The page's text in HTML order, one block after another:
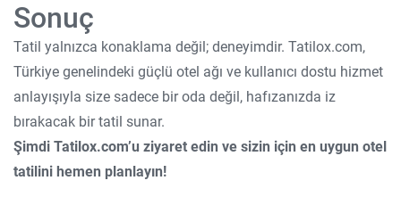
Sonuç
Tatil yalnızca konaklama değil; deneyimdir. Tatilox.com,
Türkiye genelindeki güçlü otel ağı ve kullanıcı dostu hizmet
anlayışıyla size sadece bir oda değil, hafızanızda iz
bırakacak bir tatil sunar.
Şimdi Tatilox.com’u ziyaret edin ve sizin için en uygun otel
tatilini hemen planlayın!